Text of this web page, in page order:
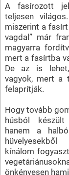
A fasírozott
teljesen
miszerint a
vagdal” már
magyarra
mert a fasírtba
De az is lehet,
vagyok, mert a
felaprítják.
Hogy tovább
húsból
hanem a
kínálom
önkényesen